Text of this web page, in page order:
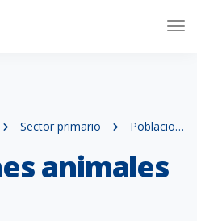
Sector primario Poblaciones animales
animales